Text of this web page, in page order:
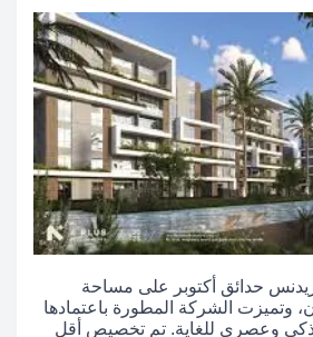
حدائق أكتوبر على مساحة
قدرها 15 فدان، وتميزت الشركة المطورة باعتمادها
وعصري للغاية. تم تخصيص أقل